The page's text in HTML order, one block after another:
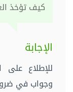
كيف تؤخذ
الإجابة
للإطلاع على
وجواب في